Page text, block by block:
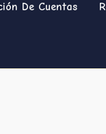
De Cuentas